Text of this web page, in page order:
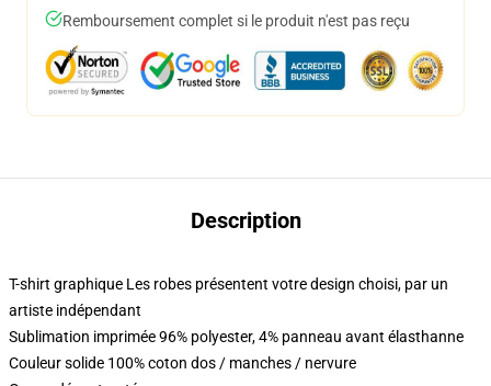
Remboursement complet si le produit n'est pas reçu
Description
T-shirt graphique Les robes présentent votre design choisi, par un
artiste indépendant
Sublimation imprimée 96% polyester, 4% panneau avant élasthanne
Couleur solide 100% coton dos / manches / nervure